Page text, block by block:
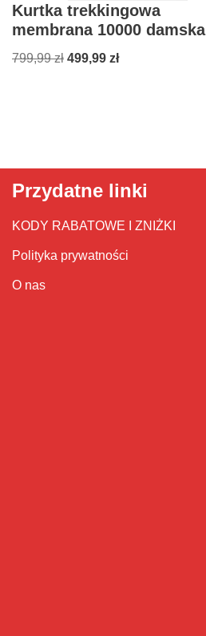
Kurtka trekkingowa
membrana 10000 damska
799,99zł 499,99 zł
Przydatne linki
KODY RABATOWE I ZNIŻKI
Polityka prywatności
O nas